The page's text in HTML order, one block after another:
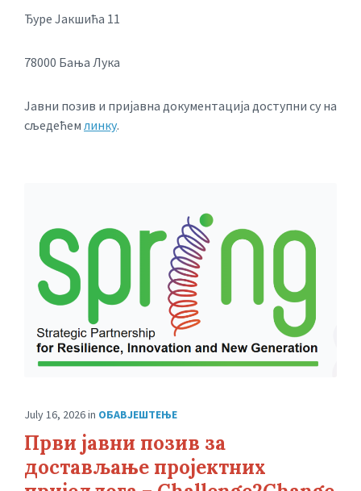
Ђуре Јакшића 11
78000 Бања Лука
Јавни позив и пријавна документација доступни су на
сљедећем линку.
July 16, 2026in ОБАВЈЕШТЕЊЕ
Први јавни позив за
достављање пројектних